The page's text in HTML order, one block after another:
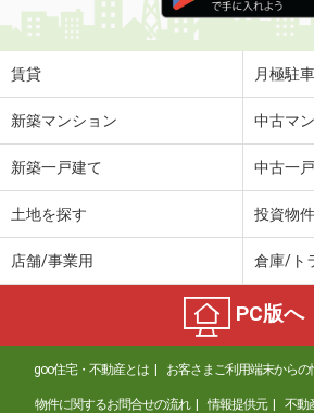
賃貸 月極駐
新築マンション 中古マ
新築一戸建て 中古一
土地を探す 投資物
店舗/事業用 倉庫/ト
PC版へ
goo住宅・不動産とは お客さまご利用端末から
物件に関するお問合せの流れ 情報提供元 不動